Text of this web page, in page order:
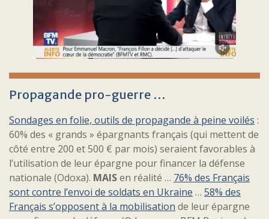
Propagande pro-guerre …
Sondages en folie, outils de propagande à peine voilés :
60% des « grands » épargnants français (qui mettent de
côté entre 200 et 500 € par mois) seraient favorables à
l’utilisation de leur épargne pour financer la défense
nationale (Odoxa). MAISen réalité … 76% des Français
sont contre l’envoi de soldats en Ukraine … 58% des
Français s’opposent à la mobilisation de leur épargne